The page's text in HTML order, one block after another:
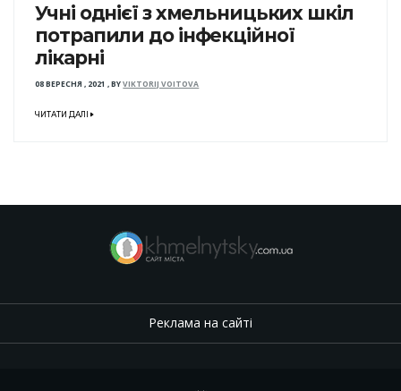
Учні однієї з хмельницьких шкіл
потрапили до інфекційної
лікарні
08 ВЕРЕСНЯ , 2021 ,BYVIKTORIJ VOITOVA
ЧИТАТИ ДАЛІ
Реклама на сайті
, ,